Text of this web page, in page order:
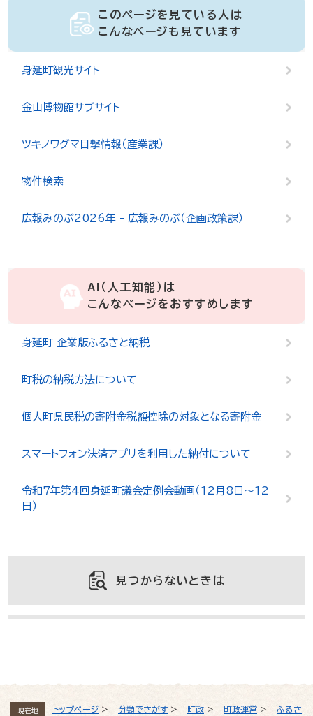
現在地 トップページ > 分類でさがす > 町政 > 町政運営 >
ふるさ
このページを見ている人は
こんなページも見ています
身延町観光サイト
金山博物館サブサイト
ツキノワグマ目撃情報（産業課）
物件検索
広報みのぶ2026年 - 広報みのぶ（企画政策課）
AI（人工知能）は
こんなページをおすすめします
身延町 企業版ふるさと納税
町税の納税方法について
個人町県民税の寄附金税額控除の対象となる寄附金
スマートフォン決済アプリを利用した納付について
令和7年第4回身延町議会定例会動画（12月8日～12
日）
見つからないときは